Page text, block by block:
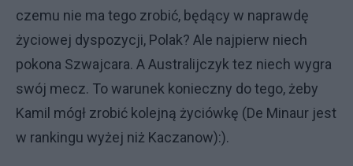
czemu nie ma tego zrobić, będący w naprawdę
życiowej dyspozycji, Polak? Ale najpierw niech
pokona Szwajcara. A Australijczyk tez niech wygra
swój mecz. To warunek konieczny do tego, żeby
Kamil mógł zrobić kolejną życiówkę (De Minaur jest
w rankingu wyżej niż Kaczanow):).